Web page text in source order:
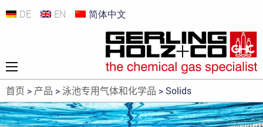
DE EN 简体中文
首页 > 产品 >泳池专用气体和化学品 > Solids